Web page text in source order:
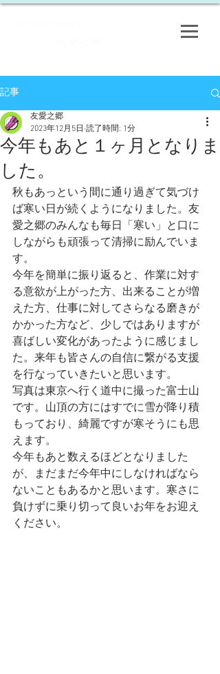
記事
今年もあと１ヶ月となりま
した。
友愛之郷
2023年12月5日 読了時間: 1分
秋もあっという間に通り過ぎて気づけ
ば寒い日が続くようになりました。友
愛之郷のみんなも毎日「寒い」と口に
しながらも頑張って清掃に励んでいま
す。
今年を簡単に振り返ると、作業に対す
る意欲が上がった方、出来ることが増
えた方、仕事に対してさらなる磨きが
かかった方など、少しではありますが
喜ばしい変化があったように感じまし
た。来年も皆さんの自信に繋がる支援
を行なっていきたいと思います。
写真は東京へ行く道中に撮った富士山
です。山頂の方にはすでに雪が降り積
もっており、綺麗ですが寒そうにも思
えます。
今年もあと数えるほどとなりました
が、まだまだ今年中にしなければなら
ないこともあるかと思います。寒さに
負けずに乗り切って良いお年をお迎え
ください。